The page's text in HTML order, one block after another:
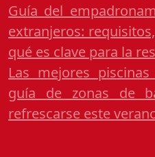
Guía del
extranjeros:
qué es clave para la
Las mejores
guía de zonas de
refrescarse este